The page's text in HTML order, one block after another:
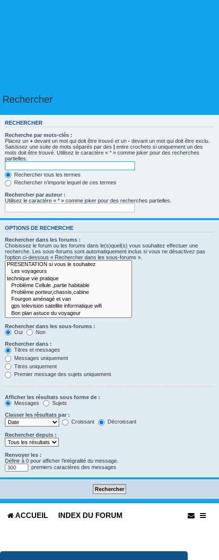
Rechercher
RECHERCHER
Recherche par mots-clés :
Placez un + devant un mot qui doit être trouvé et un - devant un mot qui doit être exclu.
Saisissez une suite de mots séparés par des | entre crochets si uniquement un des
mots doit être trouvé. Utilisez le caractère « * » comme joker pour des recherches
partielles.
Rechercher tous les termes
Rechercher n’importe lequel de ces termes
Rechercher par auteur :
Utilisez le caractère « * » comme joker pour des recherches partielles.
OPTIONS DE RECHERCHE
Rechercher dans les forums :
Choisissez le forum ou les forums dans le(s)quel(s) vous souhaitez effectuer une
recherche. Les sous-forums sont automatiquement inclus si vous ne désactivez pas
l’option ci-dessous « Rechercher dans les sous-forums ».
Rechercher dans les sous-forums :
Oui
Non
Rechercher dans :
Titres et messages
Messages uniquement
Titres uniquement
Premier message des sujets uniquement
Afficher les résultats sous forme de :
Messages
Sujets
Classer les résultats par :
Croissant
Décroissant
Rechercher depuis :
Renvoyer les :
Définir à 0 pour afficher l’intégralité du message.
premiers caractères des messages
ACCUEIL INDEX DU FORUM